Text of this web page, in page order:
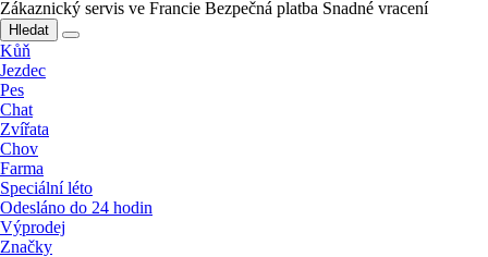
Zákaznický servis ve Francie Bezpečná platba Snadné vracení
Hledat
Kůň
Jezdec
Pes
Chat
Zvířata
Chov
Farma
Speciální léto
Odesláno do 24 hodin
Výprodej
Značky